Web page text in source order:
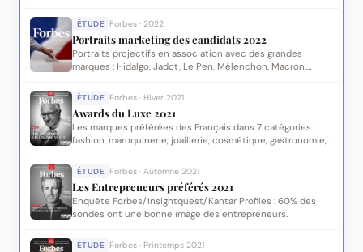
ÉTUDE Forbes · 2022
Portraits marketing des candidats 2022
Portraits projectifs en association avec des grandes
marques : Hidalgo, Jadot, Le Pen, Mélenchon, Macron,
ÉTUDE Forbes · Hiver 2021
Awards du Luxe 2021
Les marques préférées des Français dans 7 catégories :
fashion, maroquinerie, joaillerie, cosmétique, gastronomie,
ÉTUDE Forbes · Automne 2021
Les Entrepreneurs préférés 2021
Enquête Forbes/Insightquest/Kantar Profiles : 60% des
sondés ont une bonne image des entrepreneurs.
ÉTUDE Forbes · Printemps 2021